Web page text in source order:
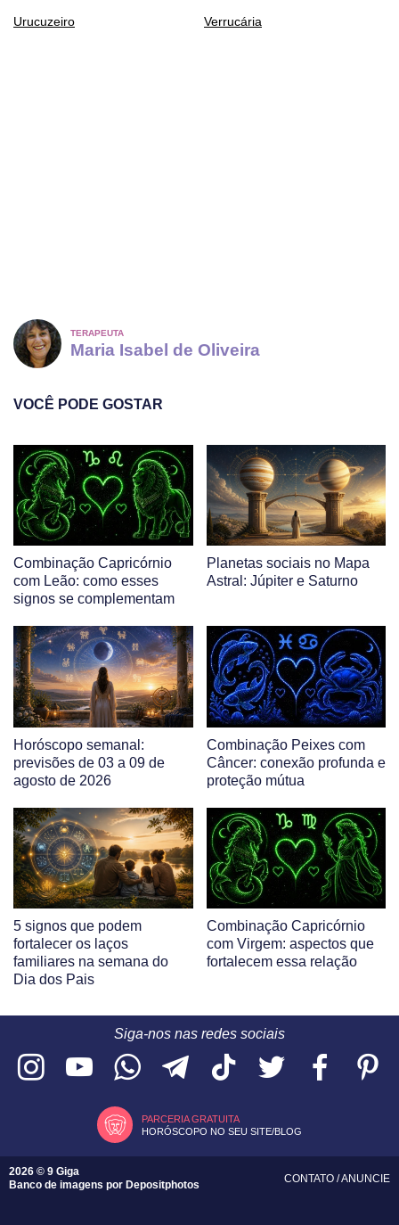
Urucuzeiro Verrucária
TERAPEUTA
Maria Isabel de Oliveira
VOCÊ PODE GOSTAR
Combinação Capricórnio
com Leão: como esses
signos se complementam
Planetas sociais no Mapa
Astral: Júpiter e Saturno
Horóscopo semanal:
previsões de 03 a 09 de
agosto de 2026
Combinação Peixes com
Câncer: conexão profunda e
proteção mútua
5 signos que podem
fortalecer os laços
familiares na semana do
Dia dos Pais
Combinação Capricórnio
com Virgem: aspectos que
fortalecem essa relação
Siga-nos nas redes sociais
PARCERIA GRATUITA
HORÓSCOPO NO SEU SITE/BLOG
2026 © 9 Giga
Banco de imagens por Depositphotos
CONTATO /ANUNCIE